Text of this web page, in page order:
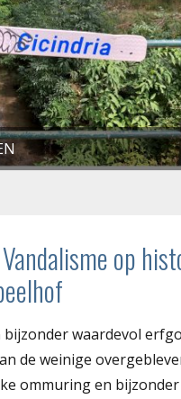
Vandalisme op
bijzonder waardevol
de weinige
ommuring en